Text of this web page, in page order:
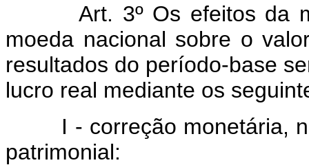
Art. 3º Os efeitos da
moeda nacional sobre o
resultados do período-base
lucro real mediante os
I - correção monetária, na
patrimonial: